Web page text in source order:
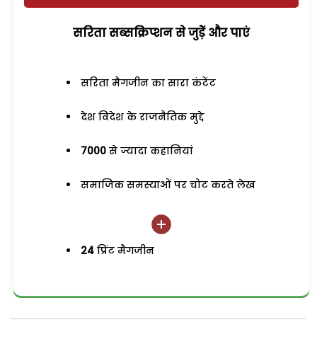
सरिता सब्सक्रिप्शन से जुड़ेें और पाएं
सरिता मैगजीन का सारा कंटेंट
देश विदेश के राजनैतिक मुद्दे
7000 से ज्यादा कहानियां
समाजिक समस्याओं पर चोट करते लेख
24 प्रिंट मैगजीन